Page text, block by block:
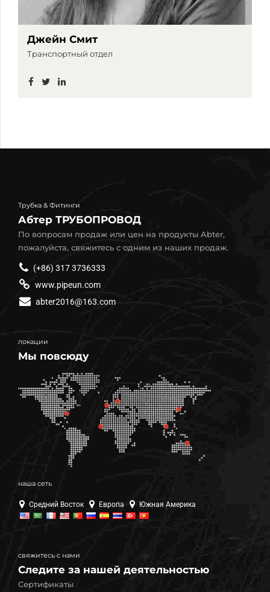
Джейн Смит
Транспортный отдел
Трубка & Фитинги
Абтер ТРУБОПРОВОД
По вопросам продаж или цен на продукты Abter,
пожалуйста, свяжитесь с одним из наших продаж.
(+86) 317 3736333
www.pipeun.com
abter2016@163.com
локации
Мы повсюду
наша сеть
Средний Восток Европа Южная Америка
свяжитесь с нами
Следите за нашей деятельностью
Сертификаты